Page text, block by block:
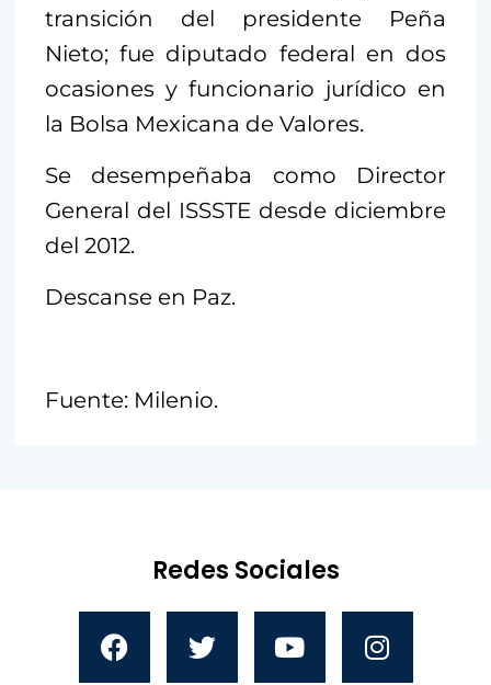
transición del presidente Peña
Nieto; fue diputado federal en dos
ocasiones y funcionario jurídico en
la Bolsa Mexicana de Valores.
Se desempeñaba como Director
General del ISSSTE desde diciembre
del 2012.
Descanse en Paz.
Fuente: Milenio.
Redes Sociales